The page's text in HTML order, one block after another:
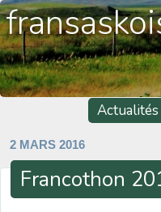
Actualités
2 MARS 2016
Francothon